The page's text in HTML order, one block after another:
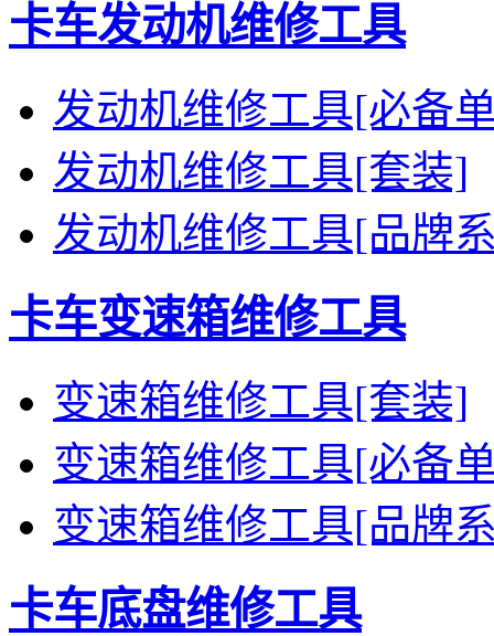
卡车发动机维修工具
发动机维修工具[必备
发动机维修工具[套装]
发动机维修工具[品牌
卡车变速箱维修工具
变速箱维修工具[套装]
变速箱维修工具[必备
变速箱维修工具[品牌
卡车底盘维修工具